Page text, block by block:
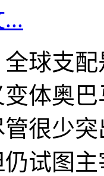
全球支
体奥
管很少
试图